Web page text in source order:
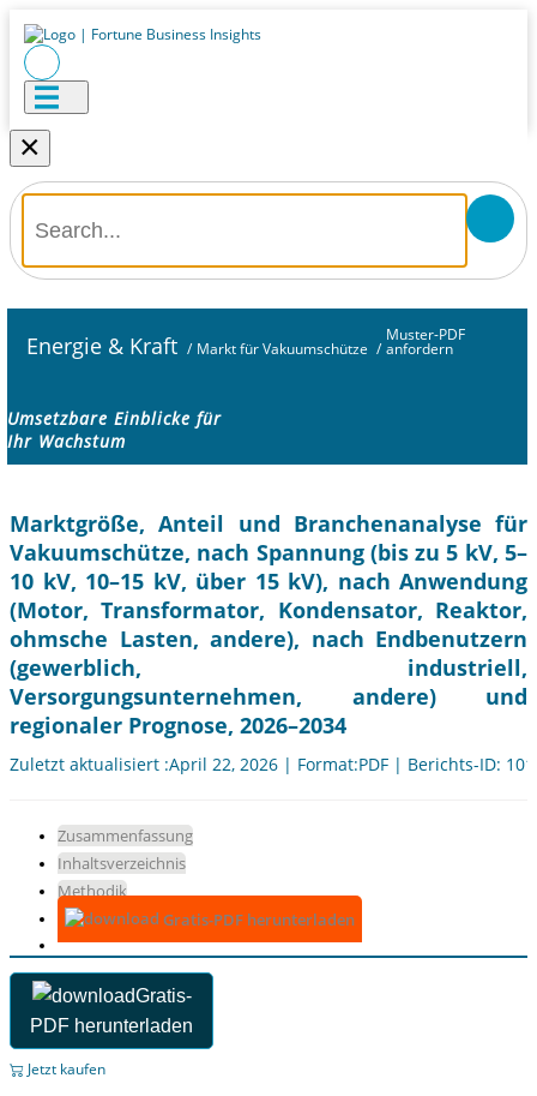
×
Energie & Kraft / Markt für Vakuumschütze /
Muster-PDF
anfordern
Umsetzbare Einblicke für
Ihr Wachstum
Marktgröße, Anteil und Branchenanalyse für
Vakuumschütze, nach Spannung (bis zu 5 kV, 5–
10 kV, 10–15 kV, über 15 kV), nach Anwendung
(Motor, Transformator, Kondensator, Reaktor,
ohmsche Lasten, andere), nach Endbenutzern
(gewerblich, industriell,
Versorgungsunternehmen, andere) und
regionaler Prognose, 2026–2034
Zuletzt aktualisiert :April 22, 2026 | Format:PDF | Berichts-ID:
Zusammenfassung
Inhaltsverzeichnis
Methodik
Gratis-PDF herunterladen
Gratis-
PDF herunterladen
Jetzt kaufen